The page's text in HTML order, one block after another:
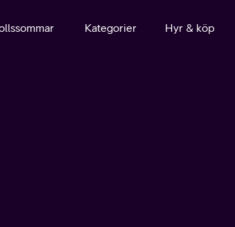
Kategorier Hyr & köp